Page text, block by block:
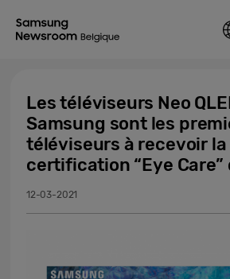
Les téléviseurs Neo
Samsung sont les
téléviseurs à recevoir la
certification “Eye Care”
12-03-2021